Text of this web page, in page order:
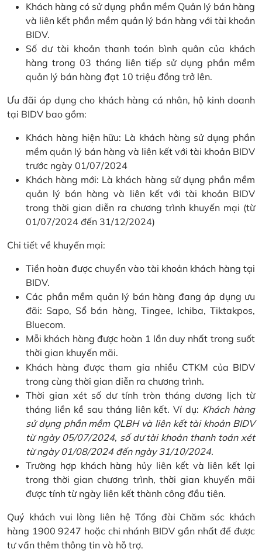
Khách hàng có sử dụng phần mềm Quản lý bán hàng
và liên kết phần mềm quản lý bán hàng với tài khoản
BIDV.
Số dư tài khoản thanh toán bình quân của khách
hàng trong 03 tháng liên tiếp sử dụng phần mềm
quản lý bán hàng đạt 10 triệu đồng trở lên.
Ưu đãi áp dụng cho khách hàng cá nhân, hộ kinh doanh
tại BIDV bao gồm:
Khách hàng hiện hữu: Là khách hàng sử dụng phần
mềm quản lý bán hàng và liên kết với tài khoản BIDV
trước ngày 01/07/2024
Khách hàng mới: Là khách hàng sử dụng phần mềm
quản lý bán hàng và liên kết với tài khoản BIDV
trong thời gian diễn ra chương trình khuyến mại (từ
01/07/2024 đến 31/12/2024)
Chi tiết về khuyến mại:
Tiền hoàn được chuyển vào tài khoản khách hàng tại
BIDV.
Các phần mềm quản lý bán hàng đang áp dụng ưu
đãi: Sapo, Sổ bán hàng, Tingee, Ichiba, Tiktakpos,
Bluecom.
Mỗi khách hàng được hoàn 1 lần duy nhất trong suốt
thời gian khuyến mãi.
Khách hàng được tham gia nhiều CTKM của BIDV
trong cùng thời gian diễn ra chương trình.
Thời gian xét số dư tính tròn tháng dương lịch từ
tháng liền kề sau tháng liên kết. Ví dụ: Khách hàng
sử dụng phần mềm QLBH và liên kết tài khoản BIDV
từ ngày 05/07/2024, số dư tài khoản thanh toán xét
từ ngày 01/08/2024 đến ngày 31/10/2024.
Trường hợp khách hàng hủy liên kết và liên kết lại
trong thời gian chương trình, thời gian khuyến mãi
được tính từ ngày liên kết thành công đầu tiên.
Quý khách vui lòng liên hệ Tổng đài Chăm sóc khách
hàng 1900 9247 hoặc chi nhánh BIDV gần nhất để được
tư vấn thêm thông tin và hỗ trợ.